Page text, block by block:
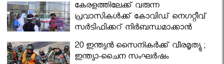
കേരളത്തിലേക്ക് വരുന്ന
പ്രവാസികള്‍ക്ക് കോവിഡ് നെഗറ്റീവ്
സര്‍ട്ടിഫിക്കറ്റ് നിർബന്ധമാക്കാൻ
മന്ത്രിസഭ
20 ഇന്ത്യൻ സൈനികർക്ക് വീരമൃത്യു ;
ഇന്ത്യാ-ചൈന സംഘർഷം